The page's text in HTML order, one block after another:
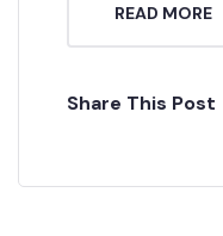
READ MORE
Share This Post